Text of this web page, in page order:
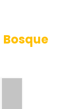
Bosque